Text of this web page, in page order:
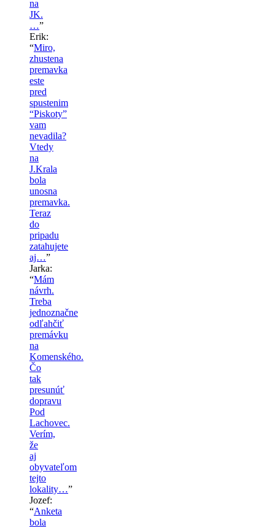
na
JK.
…”
Erik:
“Miro,
zhustena
premavka
este
pred
spustenim
“Piskoty”
vam
nevadila?
Vtedy
na
J.Krala
bola
unosna
premavka.
Teraz
do
pripadu
zatahujete
aj…”
Jarka:
“Mám
návrh.
Treba
jednoznačne
odľahčiť
premávku
na
Komenského.
Čo
tak
presunúť
dopravu
Pod
Lachovec.
Verím,
že
aj
obyvateľom
tejto
lokality…”
Jozef:
“Anketa
bola